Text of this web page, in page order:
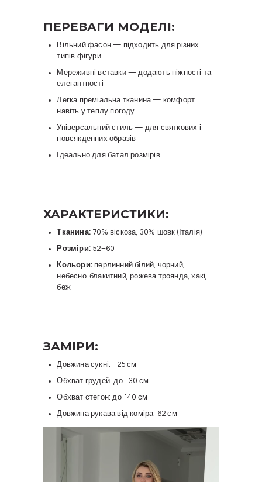
ПЕРЕВАГИ МОДЕЛІ:
Вільний фасон — підходить для різних
типів фігури
Мереживні вставки — додають ніжності та
елегантності
Легка преміальна тканина — комфорт
навіть у теплу погоду
Універсальний стиль — для святкових і
повсякденних образів
Ідеально для батал розмірів
ХАРАКТЕРИСТИКИ:
Тканина: 70% віскоза, 30% шовк (Італія)
Розміри: 52–60
Кольори: перлинний білий, чорний,
небесно-блакитний, рожева троянда, хакі,
беж
ЗАМІРИ:
Довжина сукні: 125 см
Обхват грудей: до 130 см
Обхват стегон: до 140 см
Довжина рукава від коміра: 62 см